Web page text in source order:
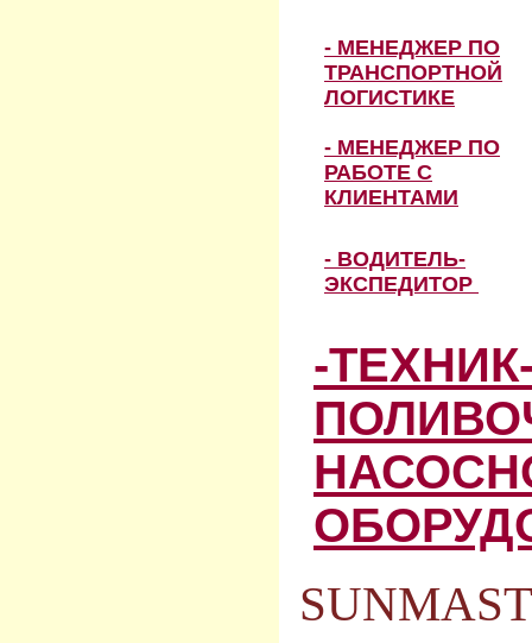
- МЕНЕДЖЕР ПО
ТРАНСПОРТНОЙ
ЛОГИСТИКЕ
- МЕНЕДЖЕР ПО
РАБОТЕ С
КЛИЕНТАМИ
- ВОДИТЕЛЬ-
ЭКСПЕДИТОР
-